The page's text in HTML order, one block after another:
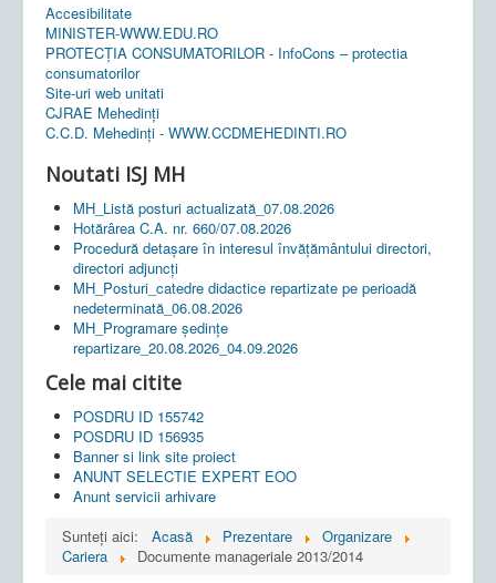
Accesibilitate
MINISTER-WWW.EDU.RO
PROTECȚIA CONSUMATORILOR - InfoCons – protectia
consumatorilor
Site-uri web unitati
CJRAE Mehedinți
C.C.D. Mehedinţi - WWW.CCDMEHEDINTI.RO
Noutati ISJ MH
MH_Listă posturi actualizată_07.08.2026
Hotărârea C.A. nr. 660/07.08.2026
Procedură detașare în interesul învățământului directori,
directori adjuncți
MH_Posturi_catedre didactice repartizate pe perioadă
nedeterminată_06.08.2026
MH_Programare ședințe
repartizare_20.08.2026_04.09.2026
Cele mai citite
POSDRU ID 155742
POSDRU ID 156935
Banner si link site proiect
ANUNT SELECTIE EXPERT EOO
Anunt servicii arhivare
Sunteți aici:
Acasă Prezentare
Organizare
Cariera
Documente manageriale 2013/2014